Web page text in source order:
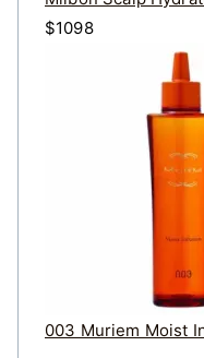
$1098價
$
003 Muriem Moist